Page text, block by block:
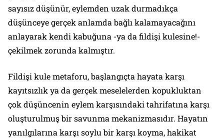
sayısız düşünür, eylemden uzak durmadıkça
düşünceye gerçek anlamda bağlı kalamayacağını
anlayarak kendi kabuğuna -ya da fildişi kulesine!-
çekilmek zorunda kalmıştır.
Fildişi kule metaforu, başlangıçta hayata karşı
kayıtsızlık ya da gerçek meselelerden kopukluktan
çok düşüncenin eylem karşısındaki tahrifatına karşı
oluşturulmuş bir savunma mekanizmasıdır. Hayatın
yanılgılarına karşı soylu bir karşı koyma, hakikat